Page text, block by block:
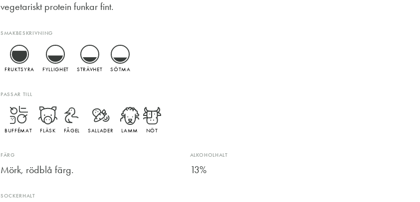
vegetariskt protein funkar fint.
SMAKBESKRIVNING
FRUKTSYRA FYLLIGHET STRÄVHET SÖTMA
PASSAR TILL
BUFFÉMAT FLÄSK FÅGEL SALLADER LAMM NÖT
FÄRG
Mörk, rödblå färg.
ALKOHOLHALT
13%
SOCKERHALT